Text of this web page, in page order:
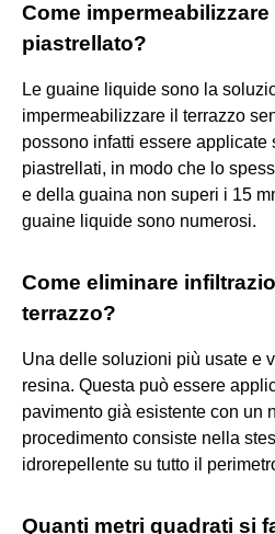
Come
piastrellato?
Le guaine liquide sono la
impermeabilizzare il terrazzo
possono infatti essere applicate
piastrellati, in modo che lo
e della guaina non superi i 15
guaine liquide sono numerosi.
Come eliminare
terrazzo?
Una delle soluzioni più usate e
resina. Questa può essere
pavimento già esistente con un
procedimento consiste nella
idrorepellente su tutto il
Quanti metri quadrati si